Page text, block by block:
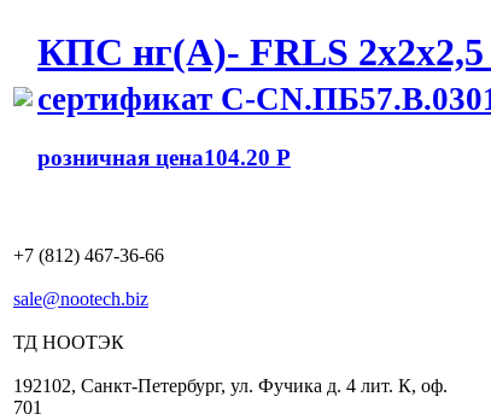
КПС нг(А)- FRLS
сертификат C-
розничная цена104.20 Р
+7 (812) 467-36-66
sale@nootech.biz
ТД НООТЭК
192102, Санкт-Петербург, ул. Фучика д. 4 лит. К, оф.
701